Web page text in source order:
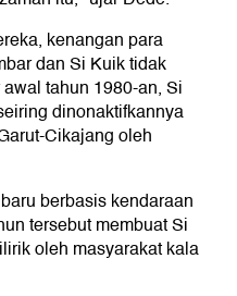
kenangan para
dan Si Kuik tidak
tahun 1980-an, Si
dinonaktifkannya
Cikajang oleh
berbasis kendaraan
tersebut membuat Si
oleh masyarakat kala